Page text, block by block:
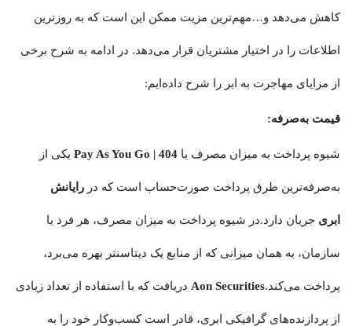
کاهش می‌دهد و…مهم‌ترین مزیت ممکن این است که به روزترین
اطلاعات را در اختیار مشتریان قرار می‌دهد. در ادامه به شرح برخی
از مزایای مهاجرت به ابر را شرح داده‌ایم:
قیمت به‌صرفه:
شیوه پرداخت به میزان مصرف یا Pay As You Go | 404 یکی از
به‌صرفه‌ترین طرق پرداخت صورت‌حساب است که در رایانش
ابری جریان دارد.در شیوه پرداخت به میزان مصرف، هر فرد یا
سازمان، به همان میزانی که از منابع یک دیتاسنتر بهره می‌برد،
پرداخت می‌کند.Aon Securities دریافت که با استفاده از تعداد زیادی
از پردازنده‌های گرافیکی ابری، قادر است کسب‌وکار خود را به